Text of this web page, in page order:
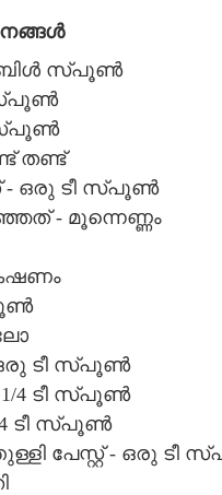
സ്പൂൺ
സ്പൂൺ
സ്പൂൺ
തണ്ട്
- ഒരു ടീ സ്പൂൺ
- മൂന്നെണ്ണം
ടീ സ്പൂൺ
1/4 ടീ സ്പൂൺ
4 ടീ സ്പൂൺ
പേസ്റ്റ് - ഒരു ടീ